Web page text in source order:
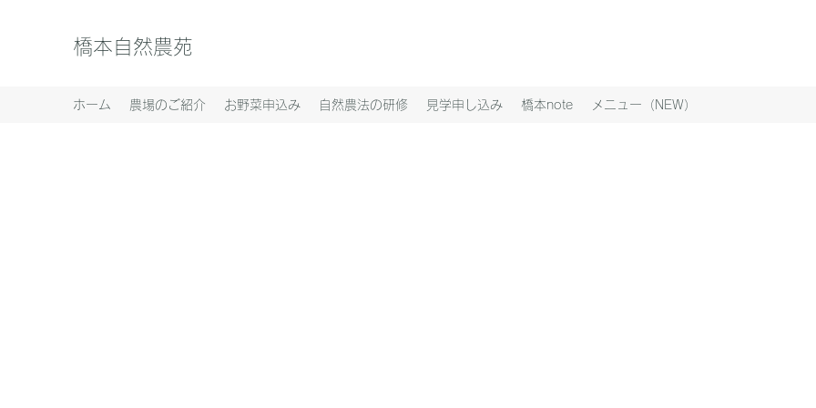
橋本自然農苑
ホーム 農場のご紹介 お野菜申込み 自然農法の研修 見学申し込み 橋本note メニュー（NEW）